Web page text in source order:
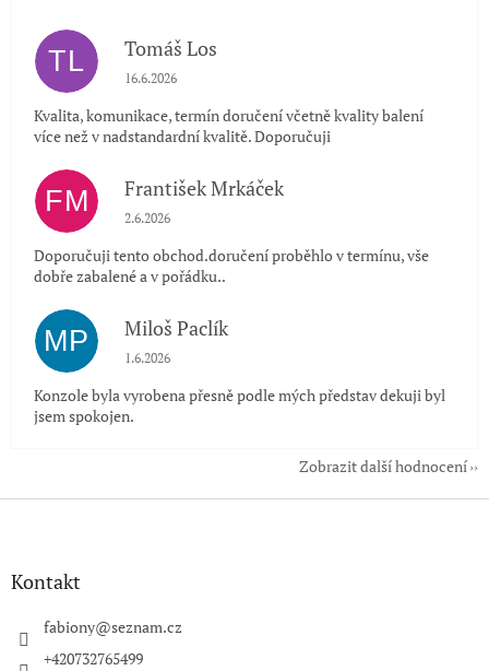
TL Tomáš Los
Hodnocení obchodu je 5 z 5 hvězdiček.
16.6.2026
Kvalita, komunikace, termín doručení včetně kvality balení
více než v nadstandardní kvalitě. Doporučuji
FM František Mrkáček
Hodnocení obchodu je 5 z 5 hvězdiček.
2.6.2026
Doporučuji tento obchod.doručení proběhlo v termínu, vše
dobře zabalené a v pořádku..
MP Miloš Paclík
Hodnocení obchodu je 5 z 5 hvězdiček.
1.6.2026
Konzole byla vyrobena přesně podle mých představ dekuji byl
jsem spokojen.
Zobrazit další hodnocení
Z
Kontakt
fabiony@seznam.cz
+420732765499